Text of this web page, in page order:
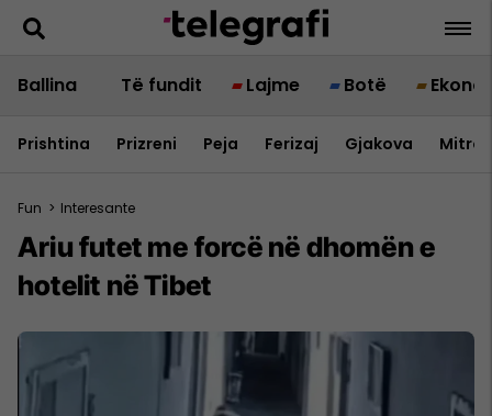
Ballina Të fundit Lajme Botë
Prishtina Prizreni Peja Ferizaj Gjakova
Fun > Interesante
Ariu futet me forcë në dhomën e
hotelit në Tibet